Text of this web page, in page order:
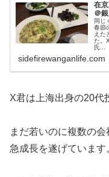
在
＠
同じ
春節
えた
た。
氏...
sidefirewanganlife.com
X君は上海出身の20代
まだ若いのに複数の
急成長を遂げています